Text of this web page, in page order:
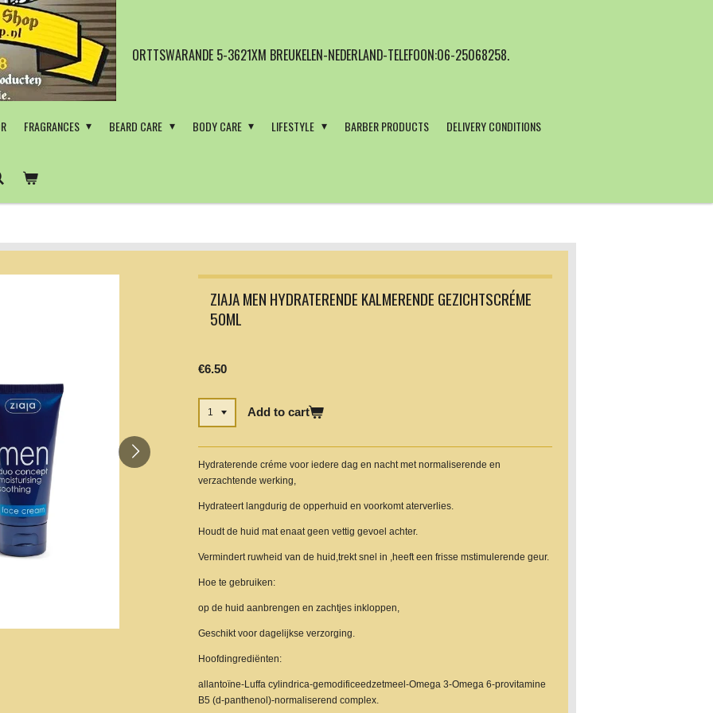
ORTTSWARANDE 5-3621XM BREUKELEN-NEDERLAND-TELEFOON:06-25068258.
FRAGRANCES BEARD CARE BODY CARE LIFESTYLE BARBER PRODUCTS DELIVERY CONDITIONS
ZIAJA MEN HYDRATERENDE KALMERENDE GEZICHTSCRÉME
50ML
€6.50
Add to cart
Hydraterende créme voor iedere dag en nacht met normaliserende en
verzachtende werking,
Hydrateert langdurig de opperhuid en voorkomt aterverlies.
Houdt de huid mat enaat geen vettig gevoel achter.
Vermindert ruwheid van de huid,trekt snel in ,heeft een frisse mstimulerende geur.
Hoe te gebruiken:
op de huid aanbrengen en zachtjes inkloppen,
Geschikt voor dagelijkse verzorging.
Hoofdingrediënten:
allantoïne-Luffa cylindrica-gemodificeedzetmeel-Omega 3-Omega 6-provitamine
B5 (d-panthenol)-normaliserend complex.